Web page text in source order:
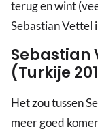
terug en wint
Sebastian Vettel
Sebastian
(Turkije
Het zou tussen
meer goed